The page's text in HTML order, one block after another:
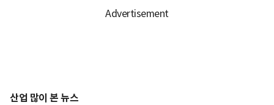
산업 많이 본 뉴스